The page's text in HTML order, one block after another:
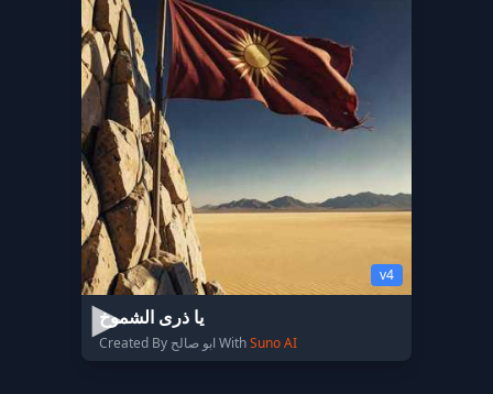
v4
يا ذرى الشموخ
Created By ابو صالح WithSuno AI